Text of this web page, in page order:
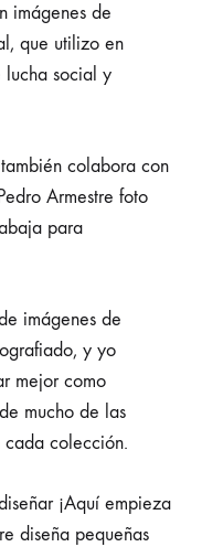
imágenes de
que utilizo en
lucha social y
colabora con
Armestre foto
para
imágenes de
y yo
mejor como
mucho de las
colección.
¡Aquí empieza
diseña pequeñas